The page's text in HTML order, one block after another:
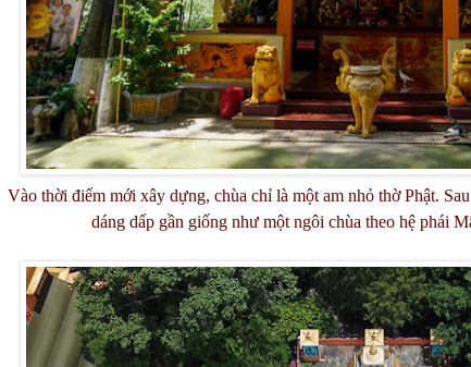
Vào thời điểm mới xây dựng, chùa chỉ là một am nhỏ thờ Phật.
dáng dấp gần giống như một ngôi chùa theo hệ phái